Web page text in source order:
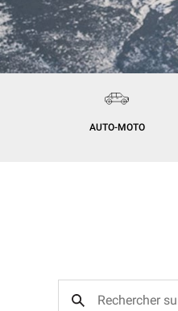
AUTO-MOTO